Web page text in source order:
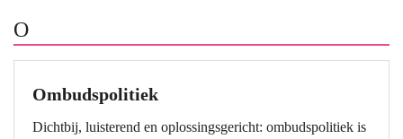
O
Ombudspolitiek
Dichtbij, luisterend en oplossingsgericht: ombudspolitiek is